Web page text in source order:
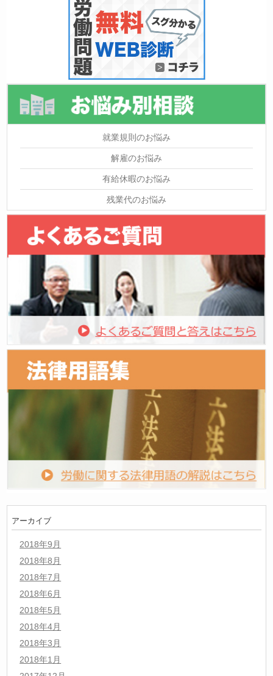
就業規則のお悩み
解雇のお悩み
有給休暇のお悩み
残業代のお悩み
アーカイブ
2018年9月
2018年8月
2018年7月
2018年6月
2018年5月
2018年4月
2018年3月
2018年1月